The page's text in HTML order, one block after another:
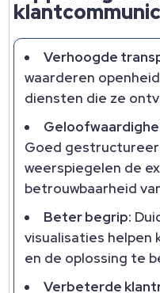
Verhoogde
waarderen
diensten die ze
Goed
weerspiegelen de
betrouwbaarheid
Beter begrip:
visualisaties helpen
en de oplossing te
Verbeterde